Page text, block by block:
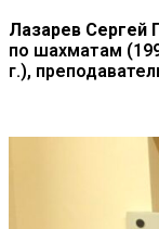
Лазарев Сергей
по шахматам
г.),